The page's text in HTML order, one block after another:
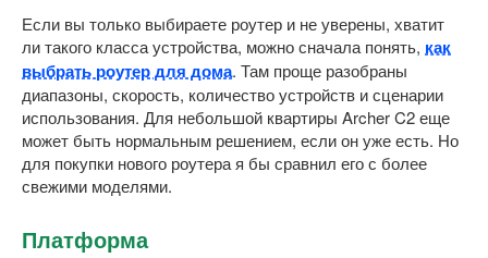
Если вы только выбираете роутер и не уверены, хватит
ли такого класса устройства, можно сначала понять, как
выбрать роутер для дома. Там проще разобраны
диапазоны, скорость, количество устройств и сценарии
использования. Для небольшой квартиры Archer C2 еще
может быть нормальным решением, если он уже есть. Но
для покупки нового роутера я бы сравнил его с более
свежими моделями.
Платформа